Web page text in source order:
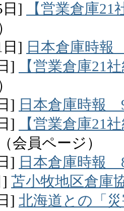
日]
【営業倉庫
日] 日本倉庫時
]
【営業倉庫21
] 日本倉庫時報
]
【営業倉庫21
（会員ページ）
] 日本倉庫時報
] 苫小牧地区倉庫
] 北海道との「